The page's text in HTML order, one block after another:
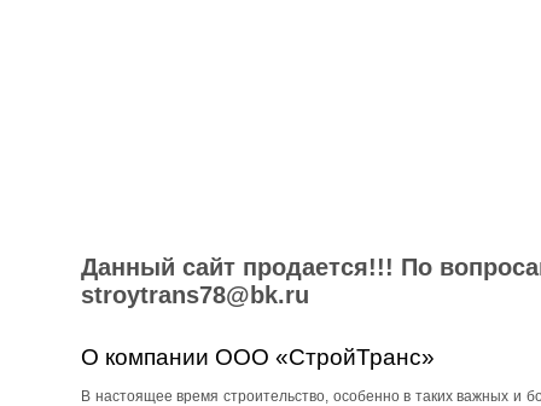
Данный сайт продается!!! По
stroytrans78@bk.ru
О компании ООО «СтройТранс»
В настоящее время строительство, особенно в таких важных и